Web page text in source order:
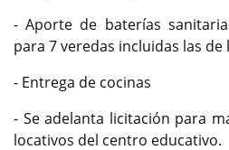
- Aporte de baterías
para 7 veredas incluidas las de
- Entrega de cocinas
- Se adelanta licitación para
locativos del centro educativo.